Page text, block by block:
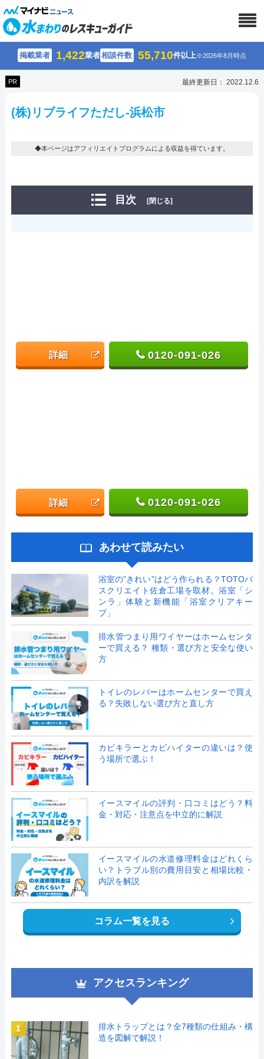
掲載業者 1,422業者相談件数 55,710件以上※2026年8月時点
PR 最終更新日： 2022.12.6
(株)リブライフただし-浜松市
◆本ページはアフィリエイトプログラムによる収益を得ています。
目次 [閉じる]
詳細 0120-091-026
詳細 0120-091-026
あわせて読みたい
浴室の”きれい”はどう作られる？TOTOバ
スクリエイト佐倉工場を取材。浴室「シ
ンラ」体験と新機能「浴室クリアキー
プ」
排水管つまり用ワイヤーはホームセンタ
ーで買える？ 種類・選び方と安全な使い
方
トイレのレバーはホームセンターで買え
る？失敗しない選び方と直し方
カビキラーとカビハイターの違いは？使
う場所で選ぶ！
イースマイルの評判・口コミはどう？料
金・対応・注意点を中立的に解説
イースマイルの水道修理料金はどれくら
い？トラブル別の費用目安と相場比較・
内訳を解説
コラム一覧を見る
アクセスランキング
1
排水トラップとは？全7種類の仕組み・構
造を図解で解説！